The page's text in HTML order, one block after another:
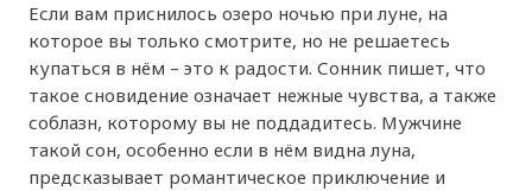
Если вам приснилось озеро ночью при луне, на
которое вы только смотрите, но не решаетесь
купаться в нём – это к радости. Сонник пишет, что
такое сновидение означает нежные чувства, а также
соблазн, которому вы не поддадитесь. Мужчине
такой сон, особенно если в нём видна луна,
предсказывает романтическое приключение и